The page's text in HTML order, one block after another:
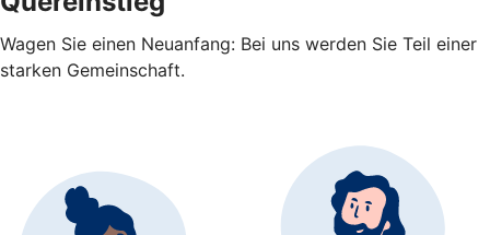
Wagen Sie einen Neuanfang: Bei uns werden Sie Teil einer
starken Gemeinschaft.